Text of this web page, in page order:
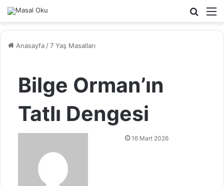
Arama
Anasayfa /7 Yaş Masalları
Bilge Orman’ın
Tatlı Dengesi
16 Mart 2026